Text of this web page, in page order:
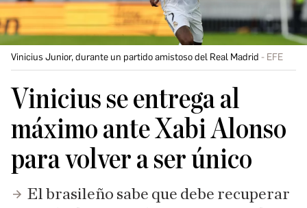
Vinicius Junior, durante un partido amistoso del Real Madrid EFE
Vinicius se entrega al
máximo ante Xabi Alonso
para volver a ser único
El brasileño sabe que debe recuperar